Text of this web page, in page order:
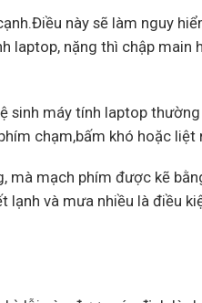
này sẽ làm nguy
nặng thì chập main
máy tính laptop
chạm,bấm khó hoặc liệt
mạch phím được kẽ
và mưa nhiều là điều